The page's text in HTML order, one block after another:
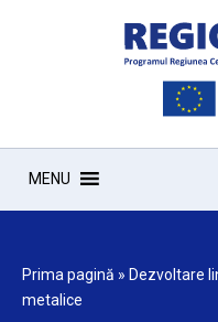
MENU
Prima pagină » Dezvoltare
metalice